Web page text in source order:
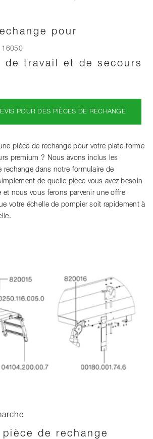
pour
de travail et de secours
POUR DES PIÈCES DE RECHANGE
pièce de rechange pour votre plate-forme
premium ? Nous avons inclus les
rechange dans notre formulaire de
de quelle pièce vous avez besoin
et nous vous ferons parvenir une offre
votre échelle de pompier soit rapidement à
pièce de rechange